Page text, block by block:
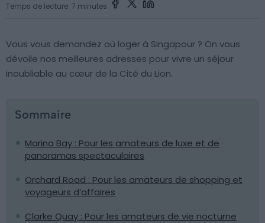
Temps de lecture: 7 minutes
Vous vous demandez où loger à Singapour ? On vous
dévoile nos meilleures adresses pour vivre un séjour
inoubliable au cœur de la Cité du Lion.
Sommaire
Marina Bay : Pour les amateurs de luxe et de
panoramas spectaculaires
Orchard Road : Pour les amateurs de shopping et
voyageurs d’affaires
Clarke Quay : Pour les amateurs de vie nocturne